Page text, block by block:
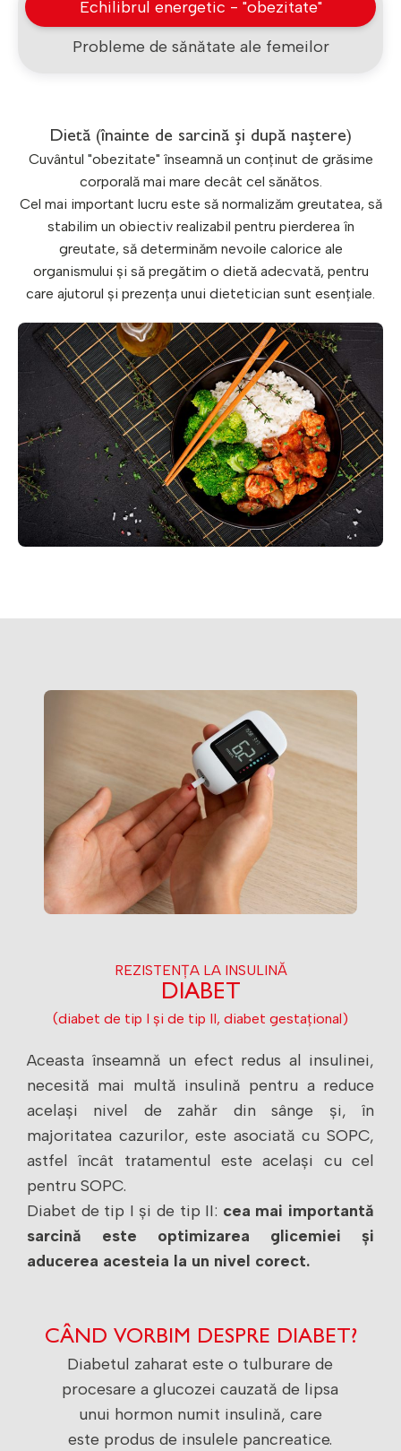
Echilibrul energetic - "obezitate"
Probleme de sănătate ale femeilor
Dietă (înainte de sarcină și după naștere)
Cuvântul "obezitate" înseamnă un conținut de grăsime
corporală mai mare decât cel sănătos.
Cel mai important lucru este să normalizăm greutatea, să
stabilim un obiectiv realizabil pentru pierderea în
greutate, să determinăm nevoile calorice ale
organismului și să pregătim o dietă adecvată, pentru
care ajutorul și prezența unui dietetician sunt esențiale.
REZISTENȚA LA INSULINĂ
DIABET
(diabet de tip I și de tip II, diabet gestațional)
Aceasta înseamnă un efect redus al insulinei,
necesită mai multă insulină pentru a reduce
același nivel de zahăr din sânge și, în
majoritatea cazurilor, este asociată cu SOPC,
astfel încât tratamentul este același cu cel
pentru SOPC.
Diabet de tip I și de tip II: cea mai importantă
sarcină este optimizarea glicemiei și
aducerea acesteia la un nivel corect.
CÂND VORBIM DESPRE DIABET?
Diabetul zaharat este o tulburare de
procesare a glucozei cauzată de lipsa
unui hormon numit insulină, care
este produs de insulele pancreatice.